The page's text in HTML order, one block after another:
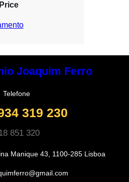
Joaquim Ferro
Telefone
319 230
851 320
Manique 43, 1100-285 Lisboa